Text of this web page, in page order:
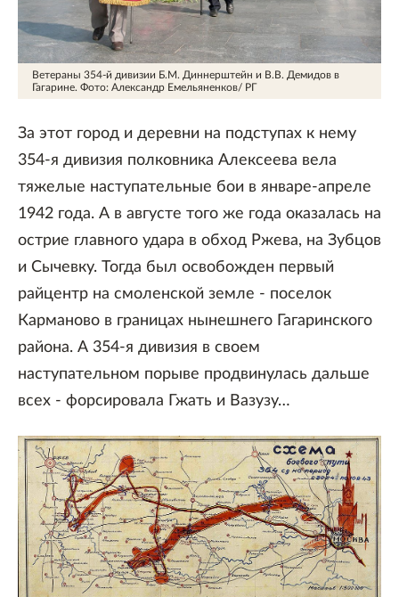
Ветераны 354-й дивизии Б.М. Диннерштейн и В.В. Демидов в
Гагарине. Фото: Александр Емельяненков/ РГ
За этот город и деревни на подступах к нему
354-я дивизия полковника Алексеева вела
тяжелые наступательные бои в январе-апреле
1942 года. А в августе того же года оказалась на
острие главного удара в обход Ржева, на Зубцов
и Сычевку. Тогда был освобожден первый
райцентр на смоленской земле - поселок
Карманово в границах нынешнего Гагаринского
района. А 354-я дивизия в своем
наступательном порыве продвинулась дальше
всех - форсировала Гжать и Вазузу…